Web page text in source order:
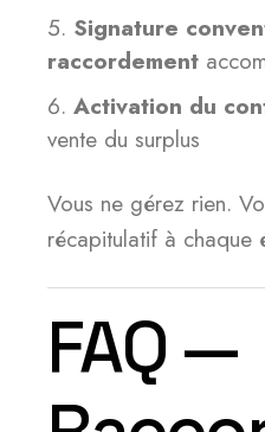
Signature
raccordement
Activation du
vente du surplus
Vous ne gérez rien.
récapitulatif à chaque
FAQ —